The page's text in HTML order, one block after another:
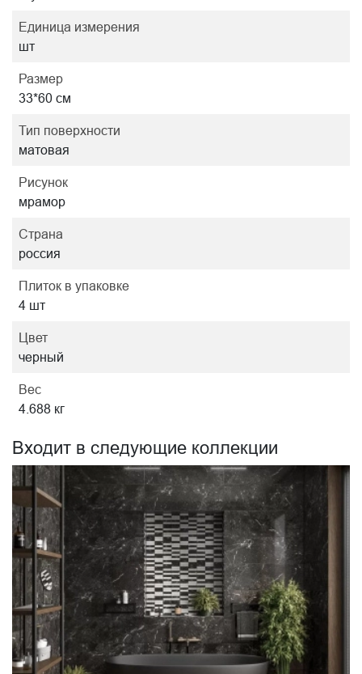
Единица измерения
шт
Размер
33*60 см
Тип поверхности
матовая
Рисунок
мрамор
Страна
россия
Плиток в упаковке
4 шт
Цвет
черный
Вес
4.688 кг
Входит в следующие коллекции